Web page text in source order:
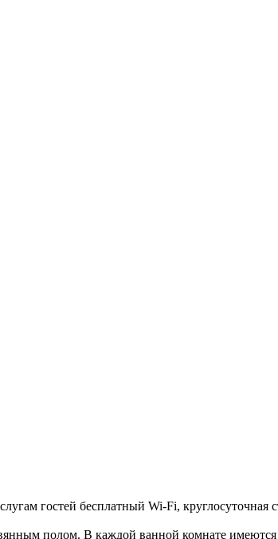
гостей бесплатный Wi-Fi, круглосуточная
полом. В каждой ванной комнате